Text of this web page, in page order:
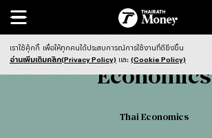
Economics Thai Economics
Economics
Thai Economics
- ก + ก
เราใช้คุ้กกี้ เพื่อให้ทุกคนได้ประสบการณ์การใช้งานที่ดียิ่งขึ้น
อ่านเพิ่มเติมคลิก(Privacy Policy) และ (Cookie Policy)